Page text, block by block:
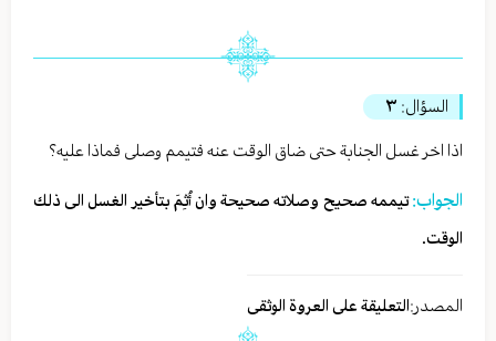
السؤال: ٣
اذا اخر غسل الجنابة حتى ضاق الوقت عنه فتيمم وصلى فماذا عليه؟
الجواب:تيممه صحيح وصلاته صحيحة وان أُثِمَ بتأخير الغسل الى ذلك
الوقت.
المصدر:التعليقة على العروة الوثقى